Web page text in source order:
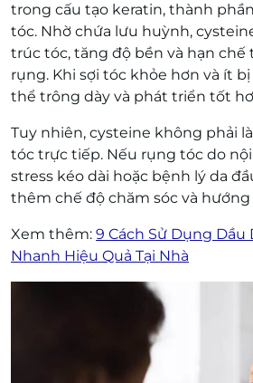
trong cấu tạo keratin, thành
tóc. Nhờ chứa lưu huỳnh,
trúc tóc, tăng độ bền và hạn
rụng. Khi sợi tóc khỏe hơn và ít
thể trông dày và phát triển tốt
Tuy nhiên, cysteine không phải
tóc trực tiếp. Nếu rụng tóc do
stress kéo dài hoặc bệnh lý da
thêm chế độ chăm sóc và
Xem thêm: 9 Cách Sử Dụng Dầu
Nhanh Hiệu Quả Tại Nhà